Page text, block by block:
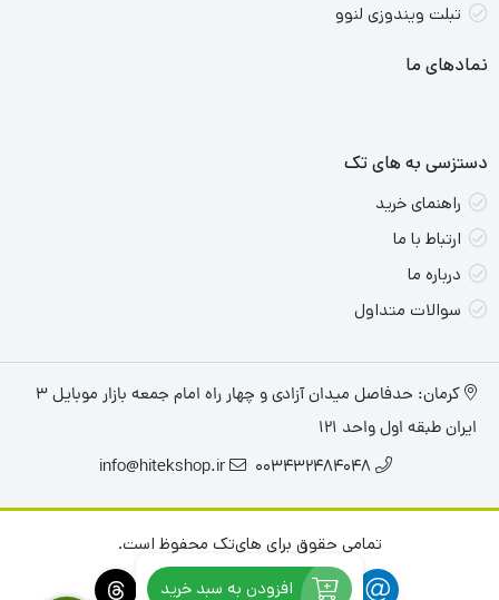
قدرتمند
افزایش عمر مفید لپ‌تاپ با جلوگیری از گرم شدن بیش
از حد قطعات
قابلیت تنظیم ارتفاع برای یافتن زاویه دید مناسب
نورپردازی جذاب و جلوه بصری
جمع‌بندی:
کول پد D-net DT-60 یک پایه خنک‌کننده لپ‌تاپ با امکانات
مناسب و طراحی کاربردی است که می‌تواند به خنک‌سازی موثر
لپ‌تاپ و افزایش عمر مفید آن کمک کند.
نقاط قوت محصول:
قیمت مناسب و کیفیت خوب
تنظیم زاویه لپتاپ
تبلت ویندوزی لنوو
نمادهای ما
دستزسی به های تک
راهنمای خرید
ارتباط با ما
درباره ما
سوالات متداول
کرمان: حدفاصل میدان آزادی و چهار راه امام جمعه بازار موبایل ۳
ایران طبقه اول واحد ۱۲۱
003432484048
info@hitekshop.ir
تمامی حقوق برای های‌تک محفوظ است.
افزودن به سبد خرید